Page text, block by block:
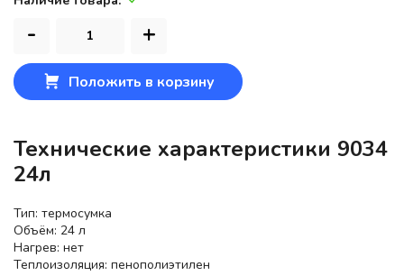
- +
Положить в корзину
Технические характеристики 9034
24л
Тип: термосумка
Объём: 24 л
Нагрев: нет
Теплоизоляция: пенополиэтилен